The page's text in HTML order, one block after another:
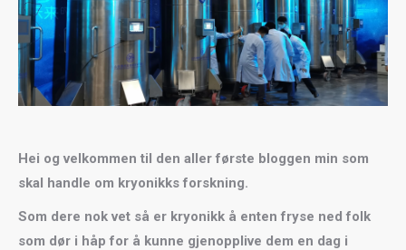
Hei og velkommen til den aller første bloggen min som
skal handle om kryonikks forskning.
Som dere nok vet så er kryonikk å enten fryse ned folk
som dør i håp for å kunne gjenopplive dem en dag i